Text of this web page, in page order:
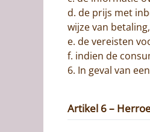
d. de prijs met
wijze van
e. de vereisten
f. indien de
6. In geval van
Artikel 6 –